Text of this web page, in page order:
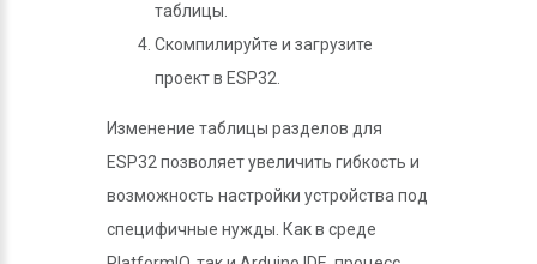
таблицы.
Скомпилируйте и загрузите
проект в ESP32.
Изменение таблицы разделов для
ESP32 позволяет увеличить гибкость и
возможность настройки устройства под
специфичные нужды. Как в среде